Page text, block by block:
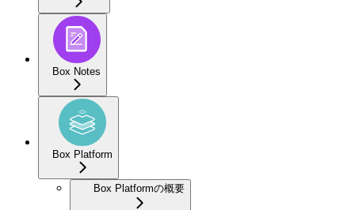
Box Notes
Box Platform
Box Platformの概要